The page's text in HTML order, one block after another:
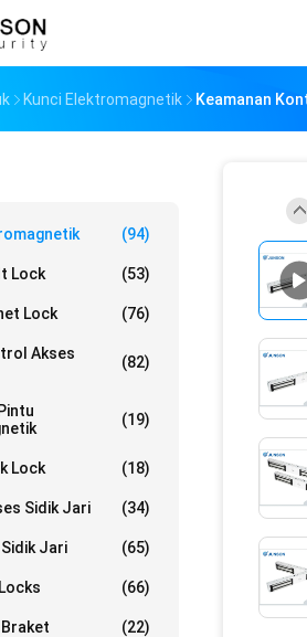
Kunci Elektromagnetik Keamanan
(94)
Lock (53)
Lock (76)
Akses
(82)
(19)
Lock (18)
Sidik Jari (34)
Jari (65)
(66)
(22)